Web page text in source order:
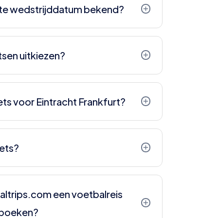
met ons op te nemen over de
wedstrijddatum bekend?
uitzendingen of bekertoernooien.
wedstrijddata.
uitkiezen?
mogelijk. We krijgen een vast aantal
basis van wat er beschikbaar is.
voor Eintracht Frankfurt?
je uitprint en meeneemt.
we je de ticketgegevens. Vaak
downloaden. een voetbalreis